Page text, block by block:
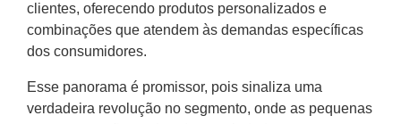
clientes, oferecendo produtos personalizados e
combinações que atendem às demandas específicas
dos consumidores.
Esse panorama é promissor, pois sinaliza uma
verdadeira revolução no segmento, onde as pequenas